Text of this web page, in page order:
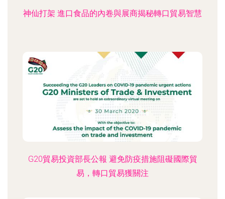
神仙打架 進口食品的內卷與展商揭秘轉口貿易智慧
G20貿易投資部長公報 避免防疫措施阻礙國際貿
易，轉口貿易獲關注